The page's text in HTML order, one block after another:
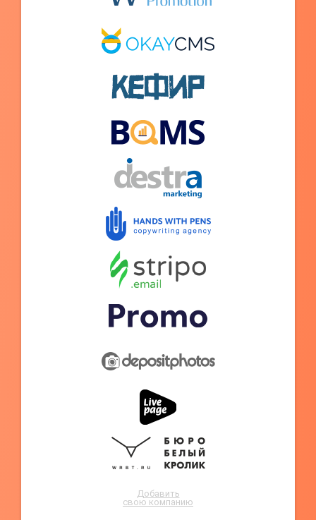
Добавить
свою компанию